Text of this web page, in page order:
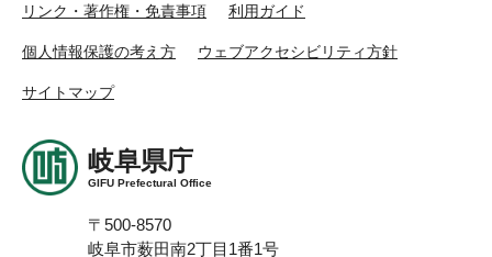
リンク・著作権・免責事項 利用ガイド
個人情報保護の考え方 ウェブアクセシビリティ方針
サイトマップ
岐阜県庁
GIFU Prefectural Office
〒500-8570
岐阜市薮田南2丁目1番1号